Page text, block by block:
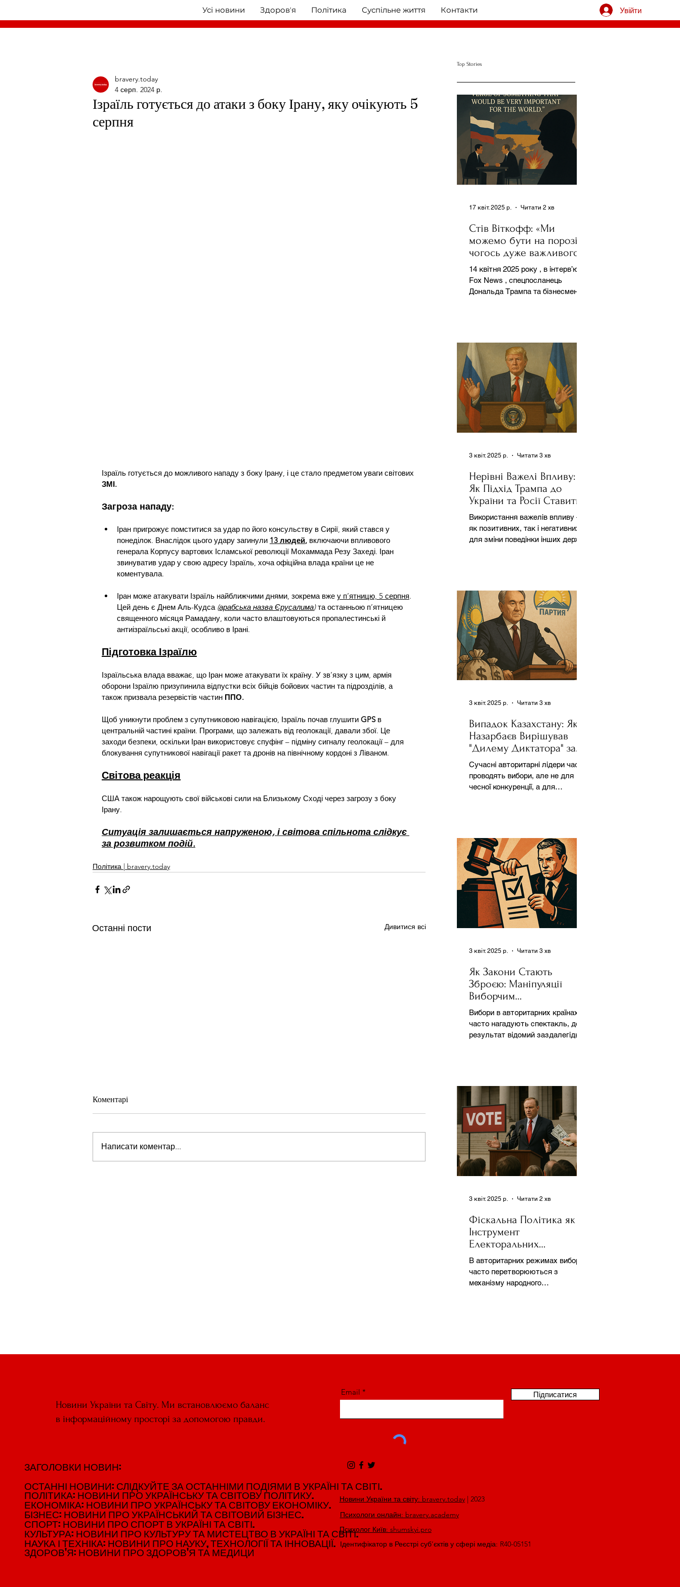
Усі новини Здоровʼя Політика Суспільне життя Контакти Увійти
Ізраїль готується до атаки з боку Ірану, яку очікують 5
серпня
bravery.today
4 серп. 2024 р.
Ізраїль готується до можливого нападу з боку Ірану, і це стало предметом уваги світових
ЗМІ.
Загроза нападу:
Іран пригрожує помститися за удар по його консульству в Сирії, який стався у
понеділок. Внаслідок цього удару загинули 13 людей, включаючи впливового
генерала Корпусу вартових Ісламської революції Мохаммада Резу Захеді. Іран
звинуватив удар у свою адресу Ізраїль, хоча офіційна влада країни це не
коментувала.
Іран може атакувати Ізраїль найближчими днями, зокрема вже у п’ятницю, 5 серпня.
Цей день є Днем Аль-Кудса (арабська назва Єрусалима) та останньою п’ятницею
священного місяця Рамадану, коли часто влаштовуються пропалестинські й
антиізраїльські акції, особливо в Ірані.
Підготовка Ізраїлю
Ізраїльська влада вважає, що Іран може атакувати їх країну. У зв’язку з цим, армія
оборони Ізраїлю призупинила відпустки всіх бійців бойових частин та підрозділів, а
також призвала резервістів частин ППО.
Щоб уникнути проблем з супутниковою навігацією, Ізраїль почав глушити GPS в
центральній частині країни. Програми, що залежать від геолокації, давали збої. Це
заходи безпеки, оскільки Іран використовує спуфінг – підміну сигналу геолокації – для
блокування супутникової навігації ракет та дронів на північному кордоні з Ліваном.
Світова реакція
США також нарощують свої військові сили на Близькому Сході через загрозу з боку
Ірану.
Ситуація залишається напруженою, і світова спільнота слідкує
за розвитком подій.
Політика | bravery.today
Останні пости Дивитися всі
Коментарі
Написати коментар...
Top Stories
Стів Віткофф: «Ми
можемо бути на порозі
чогось дуже важливого
для світу» — але що це
означає?
14 квітня 2025 року , в інтерв’ю на
Fox News , спецпосланець
Дональда Трампа та бізнесмен
17 квіт. 2025 р. Читати 2 хв
Нерівні Важелі Впливу:
Як Підхід Трампа до
України та Росії Ставить
під Сумнів Американську
Держполітику
Використання важелів впливу –
як позитивних, так і негативних –
для зміни поведінки інших держав
3 квіт. 2025 р. Читати 3 хв
Випадок Казахстану: Як
Назарбаєв Вирішував
"Дилему Диктатора" за
Допомогою Ресурсів та
Партії
Сучасні авторитарні лідери часто
проводять вибори, але не для
чесної конкуренції, а для
3 квіт. 2025 р. Читати 3 хв
Як Закони Стають
Зброєю: Маніпуляції
Виборчим
Законодавством в
Автократіях
Вибори в авторитарних країнах
часто нагадують спектакль, де
результат відомий заздалегідь.
3 квіт. 2025 р. Читати 3 хв
Фіскальна Політика як
Інструмент
Електоральних
Маніпуляцій в
Автократіях
В авторитарних режимах вибори
часто перетворюються з
механізму народного
3 квіт. 2025 р. Читати 2 хв
Новини України та Світу. Ми встановлюємо баланс
в інформаційному просторі за допомогою правди.
ЗАГОЛОВКИ НОВИН:
ОСТАННІ НОВИНИ: СЛІДКУЙТЕ ЗА ОСТАННІМИ ПОДІЯМИ В УКРАЇНІ ТА СВІТІ.
ПОЛІТИКА: НОВИНИ ПРО УКРАЇНСЬКУ ТА СВІТОВУ ПОЛІТИКУ.
ЕКОНОМІКА: НОВИНИ ПРО УКРАЇНСЬКУ ТА СВІТОВУ ЕКОНОМІКУ.
БІЗНЕС: НОВИНИ ПРО УКРАЇНСЬКИЙ ТА СВІТОВИЙ БІЗНЕС.
СПОРТ: НОВИНИ ПРО СПОРТ В УКРАЇНІ ТА СВІТІ.
КУЛЬТУРА: НОВИНИ ПРО КУЛЬТУРУ ТА МИСТЕЦТВО В УКРАЇНІ ТА СВІТІ.
НАУКА І ТЕХНІКА: НОВИНИ ПРО НАУКУ, ТЕХНОЛОГІЇ ТА ІННОВАЦІЇ.
ЗДОРОВ'Я: НОВИНИ ПРО ЗДОРОВ'Я ТА МЕДИЦИ
ЗАГОЛОВКИ НОВИН:
ОСТАННІ НОВИНИ: СЛІДКУЙТЕ ЗА ОСТАННІМИ ПОДІЯМИ В УКРАЇНІ ТА СВІТІ.
ПОЛІТИКА: НОВИНИ ПРО УКРАЇНСЬКУ ТА СВІТОВУ ПОЛІТИКУ.
ЕКОНОМІКА: НОВИНИ ПРО УКРАЇНСЬКУ ТА СВІТОВУ ЕКОНОМІКУ.
БІЗНЕС: НОВИНИ ПРО УКРАЇНСЬКИЙ ТА СВІТОВИЙ БІЗНЕС.
СПОРТ: НОВИНИ ПРО СПОРТ В УКРАЇНІ ТА СВІТІ.
КУЛЬТУРА: НОВИНИ ПРО КУЛЬТУРУ ТА МИСТЕЦТВО В УКРАЇНІ ТА СВІТІ.
НАУКА І ТЕХНІКА: НОВИНИ ПРО НАУКУ, ТЕХНОЛОГІЇ ТА ІННОВАЦІЇ.
ЗДОРОВ'Я: НОВИНИ ПРО ЗДОРОВ'Я ТА МЕДИЦИ
Email Підписатися
Новини України та світу: bravery.today| 2023
Психологи онлайн: bravery.academy
Психолог Київ: shumskyi.pro
Ідентифікатор в Реєстрі суб’єктів у сфері медіа: R40-05151